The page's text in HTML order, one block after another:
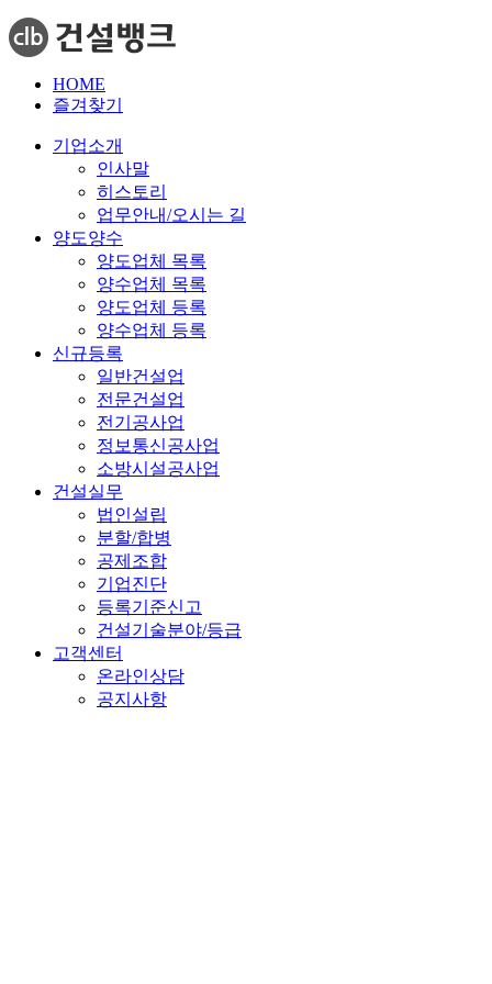
HOME
즐겨찾기
기업소개
인사말
히스토리
업무안내/오시는 길
양도양수
양도업체 목록
양수업체 목록
양도업체 등록
양수업체 등록
신규등록
일반건설업
전문건설업
전기공사업
정보통신공사업
소방시설공사업
건설실무
법인설립
분할/합병
공제조합
기업진단
등록기준신고
건설기술분야/등급
고객센터
온라인상담
공지사항